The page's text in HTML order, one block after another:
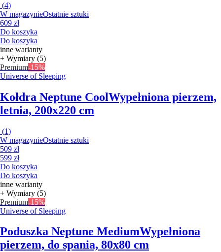
(4)
W magazynieOstatnie sztuki
609 zł
Do koszyka
Do koszyka
inne warianty
+ Wymiary (5)
Premium-15%
Universe of Sleeping
Kołdra Neptune CoolWypełniona pierzem,
letnia, 200x220 cm
(1)
W magazynieOstatnie sztuki
509 zł
599 zł
Do koszyka
Do koszyka
inne warianty
+ Wymiary (5)
Premium-15%
Universe of Sleeping
Poduszka Neptune MediumWypełniona
pierzem, do spania, 80x80 cm